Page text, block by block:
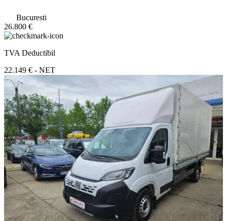
Bucuresti
26.800 €
TVA Deductibil
22.149 € - NET